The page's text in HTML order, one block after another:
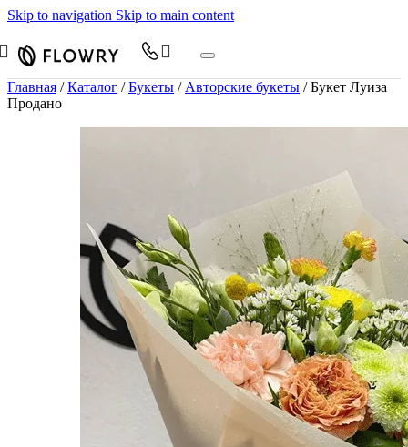
Skip to navigation Skip to main content
Главная /Каталог /Букеты / Авторские букеты /Букет Луиза
Продано